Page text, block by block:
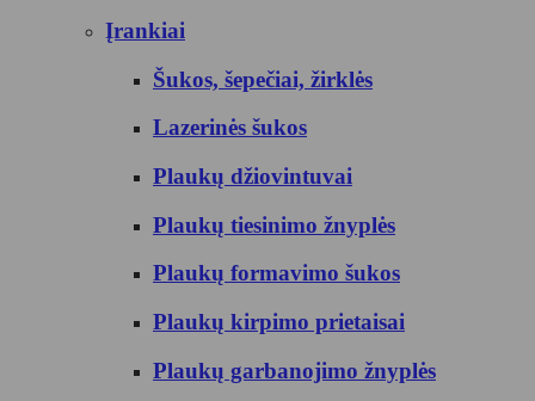
Įrankiai
Šukos, šepečiai, žirklės
Lazerinės šukos
Plaukų džiovintuvai
Plaukų tiesinimo žnyplės
Plaukų formavimo šukos
Plaukų kirpimo prietaisai
Plaukų garbanojimo žnyplės